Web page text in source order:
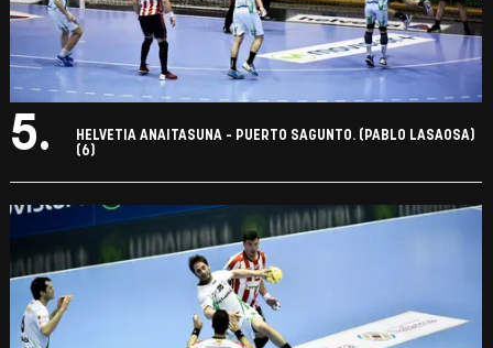
5.
HELVETIA ANAITASUNA - PUERTO SAGUNTO. (PABLO LASAOSA)
(6)